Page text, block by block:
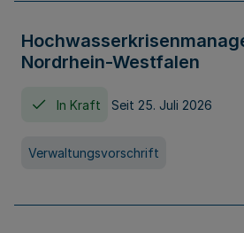
Nordrhein-Westfalen
In Kraft Seit 25. Juli 2026
Verwaltungsvorschrift